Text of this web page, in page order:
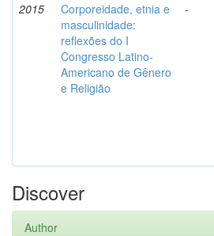
2015
Corporeidade, etnia e
masculinidade:
reflexões do I
Congresso Latino-
Americano de Gênero
e Religião
-
Discover
Author